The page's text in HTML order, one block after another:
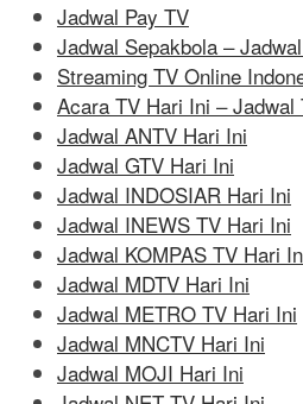
Jadwal Pay TV
Jadwal Sepakbola –
Streaming TV Online
Acara TV Hari Ini – Jadwal
Jadwal ANTV Hari Ini
Jadwal GTV Hari Ini
Jadwal INDOSIAR Hari Ini
Jadwal INEWS TV Hari Ini
Jadwal KOMPAS TV Hari
Jadwal MDTV Hari Ini
Jadwal METRO TV Hari Ini
Jadwal MNCTV Hari Ini
Jadwal MOJI Hari Ini